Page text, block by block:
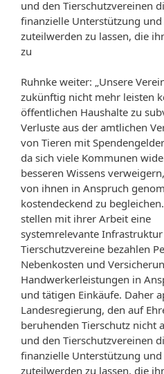
und den Tierschutzvereinen
finanzielle Unterstützung
zuteilwerden zu lassen, die
zu
Ruhnke weiter: „Unsere
zukünftig nicht mehr leisten
öffentlichen Haushalte zu
Verluste aus der amtlichen
von Tieren mit
da sich viele Kommunen
besseren Wissens
von ihnen in Anspruch
kostendeckend zu
stellen mit ihrer Arbeit eine
systemrelevante
Tierschutzvereine bezahlen
Nebenkosten und
Handwerkerleistungen in
und tätigen Einkäufe. Daher
Landesregierung, den auf
beruhenden Tierschutz nicht
und den Tierschutzvereinen
finanzielle Unterstützung
zuteilwerden zu lassen, die